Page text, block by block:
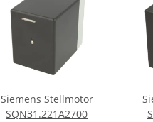
Siemens Stellmotor
SQN31.221A2700